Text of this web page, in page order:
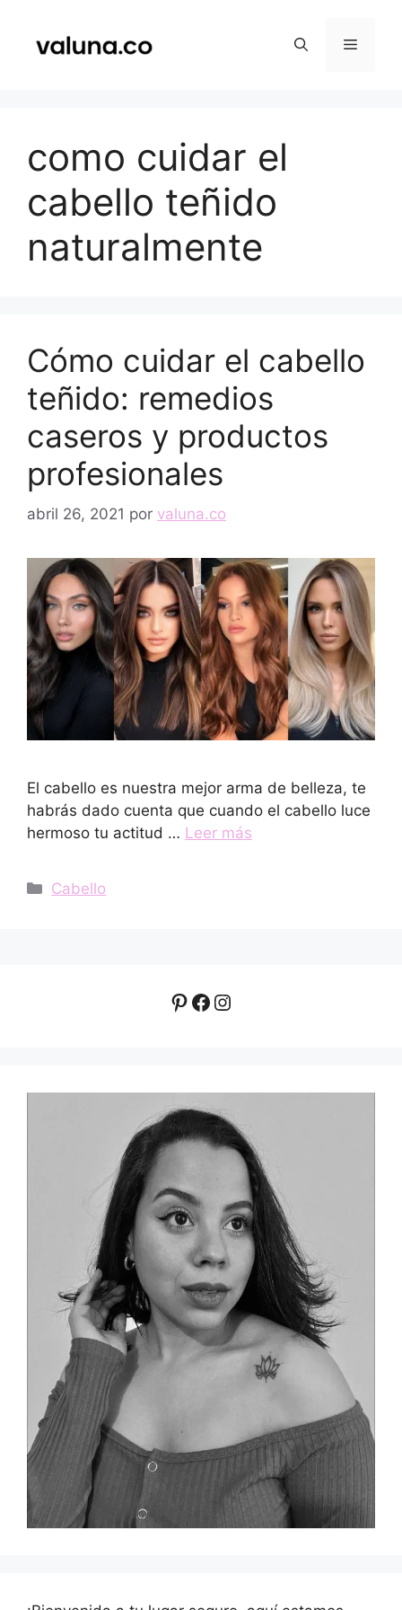
contenido
Menú
como cuidar el
cabello teñido
naturalmente
Cómo cuidar el cabello
teñido: remedios
caseros y productos
profesionales
abril 26, 2021 por valuna.co
El cabello es nuestra mejor arma de belleza, te
habrás dado cuenta que cuando el cabello luce
hermoso tu actitud … Leer más
Categorías
Cabello
Pinterest
Facebook
Instagram